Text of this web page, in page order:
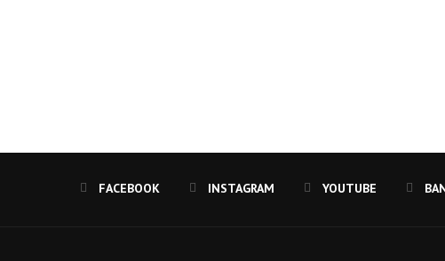
FACEBOOK INSTAGRAM YOUTUBE